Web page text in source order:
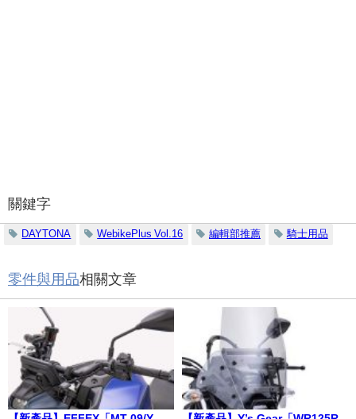
關鍵字
DAYTONA WebikePlus Vol.16 編輯部推薦 騎士用品
零件與用品相關文章